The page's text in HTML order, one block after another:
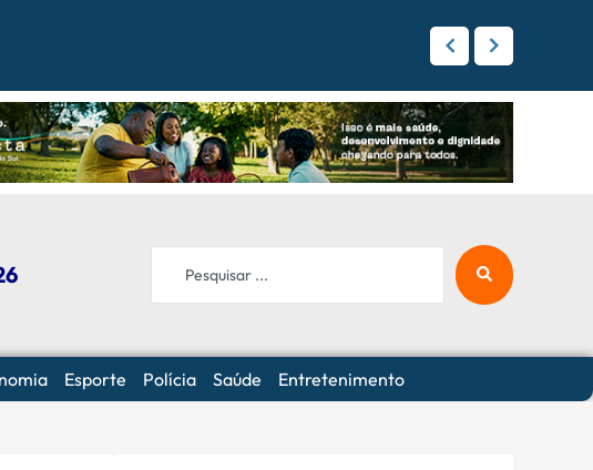
em Campo Grande
Esporte Polícia Saúde Entretenimento